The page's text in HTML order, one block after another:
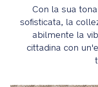
Con la sua
sofisticata, la
abilmente la
cittadina con